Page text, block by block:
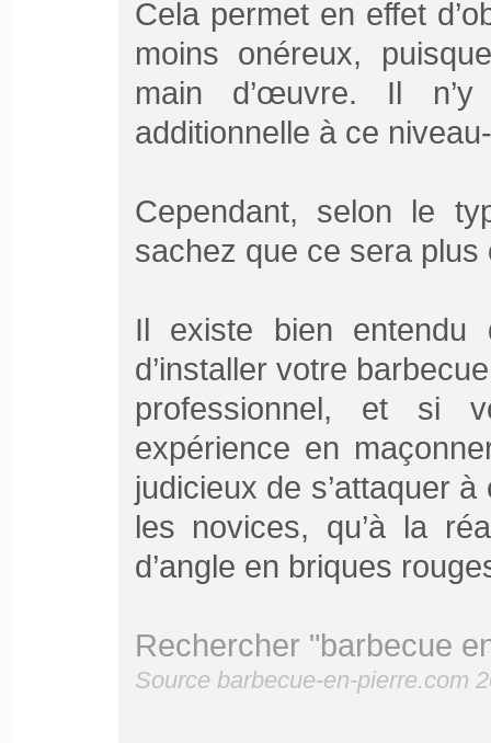
Cela permet en effet
moins onéreux,
main d’œuvre. Il
additionnelle à ce
Cependant, selon le
sachez que ce sera plus
Il existe bien entendu
d’installer votre
professionnel, et si
expérience en
judicieux de s’attaquer
les novices, qu’à la
d’angle en briques
Rechercher "barbecue
Source barbecue-en-pierre.com